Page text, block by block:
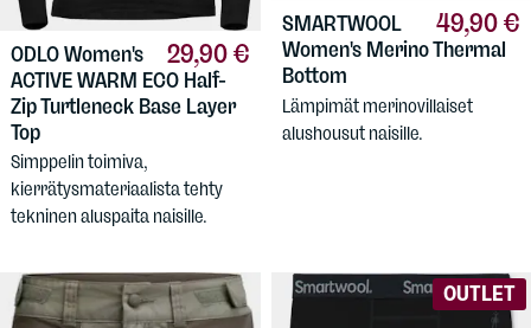
29,90 €
ODLOWomen's
ACTIVE WARM ECO Half-
Zip Turtleneck Base Layer
Top
Simppelin toimiva,
kierrätysmateriaalista tehty
tekninen aluspaita naisille.
49,90 €
SMARTWOOL
Women's Merino Thermal
Bottom
Lämpimät merinovillaiset
alushousut naisille.
OUTLET